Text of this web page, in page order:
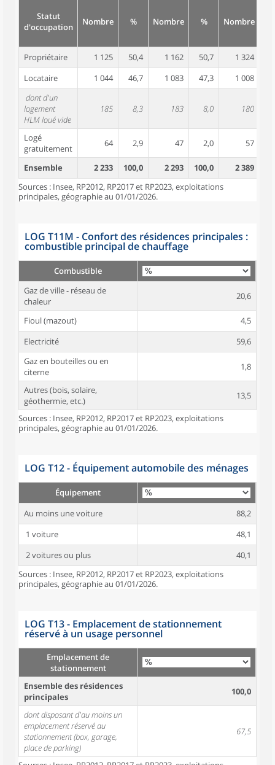
Statut
d'occupation
Nombre % Nombre % Nombre
Propriétaire 1 125 50,4 1 162 50,7 1 324
Locataire
1 044 46,7 1 083 47,3 1 008
dont d'un
logement
HLM loué vide
185 8,3 183 8,0 180
Logé
gratuitement
64 2,9 47 2,0 57
Ensemble 2 233 100,0 2 293 100,0 2 389
Sources : Insee, RP2012, RP2017 et RP2023, exploitations
principales, géographie au 01/01/2026.
LOG T11M - Confort des résidences principales :
combustible principal de chauffage
Combustible
Gaz de ville - réseau de
chaleur
20,6
Fioul (mazout)
4,5
Electricité
59,6
Gaz en bouteilles ou en
citerne
1,8
Autres (bois, solaire,
géothermie, etc.)
13,5
Sources : Insee, RP2012, RP2017 et RP2023, exploitations
principales, géographie au 01/01/2026.
LOG T12 - Équipement automobile des ménages
Équipement
Au moins une voiture
88,2
1 voiture
48,1
2 voitures ou plus
40,1
Sources : Insee, RP2012, RP2017 et RP2023, exploitations
principales, géographie au 01/01/2026.
LOG T13 - Emplacement de stationnement
réservé à un usage personnel
Emplacement de
stationnement
Ensemble des résidences
principales
100,0
dont disposant d'au moins un
emplacement réservé au
stationnement (box, garage,
place de parking)
67,5